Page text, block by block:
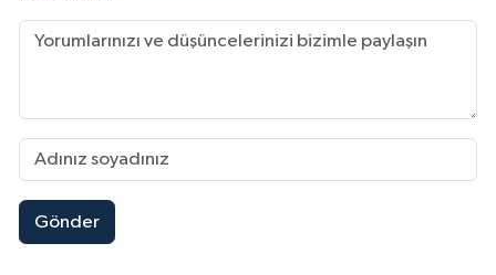
Gönder